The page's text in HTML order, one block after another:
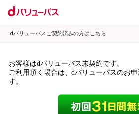
dバリューパスご契約済みの方はこちら
お客様はdバリューパス未契約です。
ご利用頂く場合は、dバリューパスのお
す。